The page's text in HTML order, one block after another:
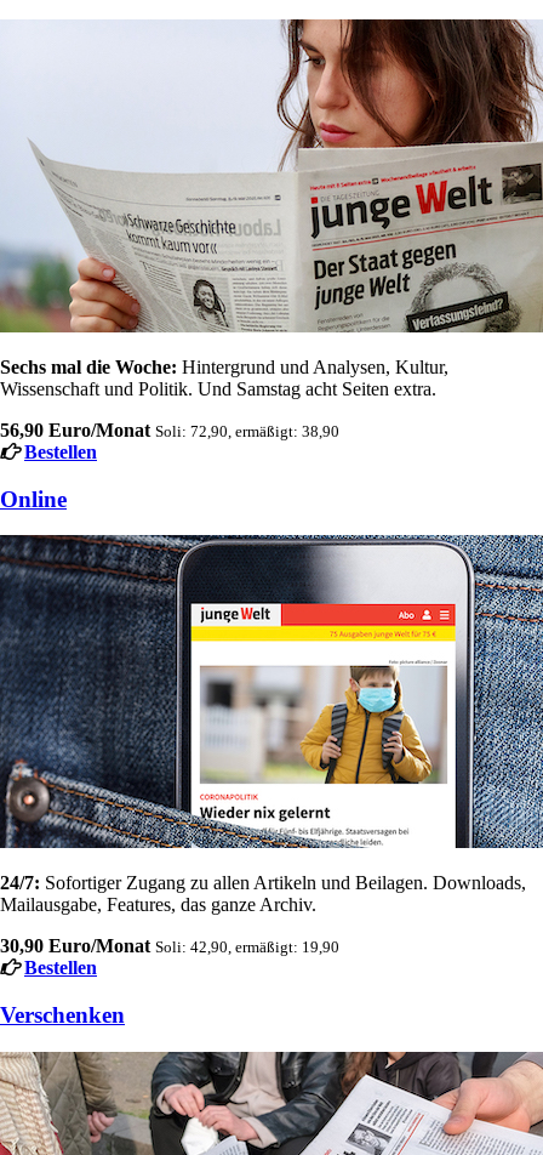
Sechs mal die Woche: Hintergrund und Analysen, Kultur,
Wissenschaft und Politik. Und Samstag acht Seiten extra.
56,90 Euro/Monat Soli: 72,90, ermäßigt: 38,90
Bestellen
Online
24/7: Sofortiger Zugang zu allen Artikeln und Beilagen. Downloads,
Mailausgabe, Features, das ganze Archiv.
30,90 Euro/Monat Soli: 42,90, ermäßigt: 19,90
Bestellen
Verschenken